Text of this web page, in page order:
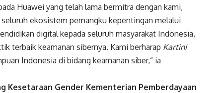
Huawei yang telah lama bermitra dengan kami,
ekosistem pemangku kepentingan melalui
digital kepada seluruh masyarakat Indonesia,
terbaik keamanan sibernya. Kami berharap Kartini
Indonesia di bidang keamanan siber,” ia
Kesetaraan Gender Kementerian Pemberdayaan